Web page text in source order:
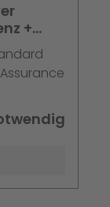
+
bis